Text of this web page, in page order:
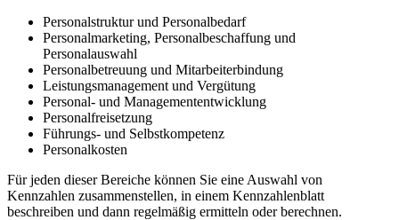
Personalstruktur und Personalbedarf
Personalmarketing, Personalbeschaffung und
Personalauswahl
Personalbetreuung und Mitarbeiterbindung
Leistungsmanagement und Vergütung
Personal- und Managemententwicklung
Personalfreisetzung
Führungs- und Selbstkompetenz
Personalkosten
Für jeden dieser Bereiche können Sie eine Auswahl von
Kennzahlen zusammenstellen, in einem Kennzahlenblatt
beschreiben und dann regelmäßig ermitteln oder berechnen.